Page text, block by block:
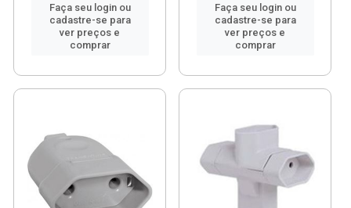
Faça seu login ou
cadastre-se para
ver preços e
comprar
Faça seu login ou
cadastre-se para
ver preços e
comprar